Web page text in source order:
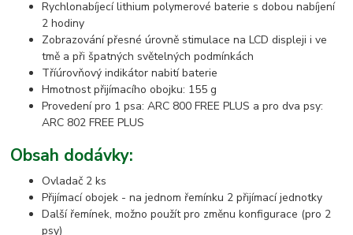
Rychlonabíjecí lithium polymerové baterie s dobou nabíjení
2 hodiny
Zobrazování přesné úrovně stimulace na LCD displeji i ve
tmě a při špatných světelných podmínkách
Tříúrovňový indikátor nabití baterie
Hmotnost přijímacího obojku: 155 g
Provedení pro 1 psa: ARC 800 FREE PLUS a pro dva psy:
ARC 802 FREE PLUS
Obsah dodávky:
Ovladač 2 ks
Přijímací obojek - na jednom řemínku 2 přijímací jednotky
Další řemínek, možno použít pro změnu konfigurace (pro 2
psy)